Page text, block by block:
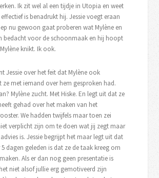
Ik zit wel al een tijdje in Utopia en weet
is benadrukt hij. Jessie voegt eraan
nu gewoon gaat proberen wat Mylène en
bedacht voor de schoonmaak en hij hoopt
knikt. Ik ook.
Jessie over het feit dat Mylène ook
ze met iemand over hem gesproken had.
Mylène zucht. Met Hiske. En legt uit dat ze
gehad over het maken van het
We hadden twijfels maar toen zei
verplicht zijn om te doen wat jij zegt maar
is. Jessie begrijpt het maar legt uit dat
dagen geleden is dat ze de taak kreeg om
Als er dan nog geen presentatie is
niet alsof jullie erg gemotiveerd zijn